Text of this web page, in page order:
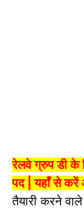
रेलवे ग्रुप डी
पद | यहाँ से
तैयारी करने